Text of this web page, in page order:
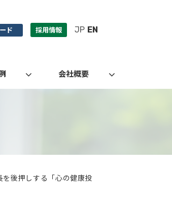
ド 採用情報 JP EN
会社概要
後押しする「心の健康投